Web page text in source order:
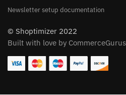
Newsletter setup documentation
© Shoptimizer 2022
Built with love by CommerceGurus